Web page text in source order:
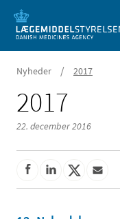
Nyheder / 2017
2017
22. december 2016